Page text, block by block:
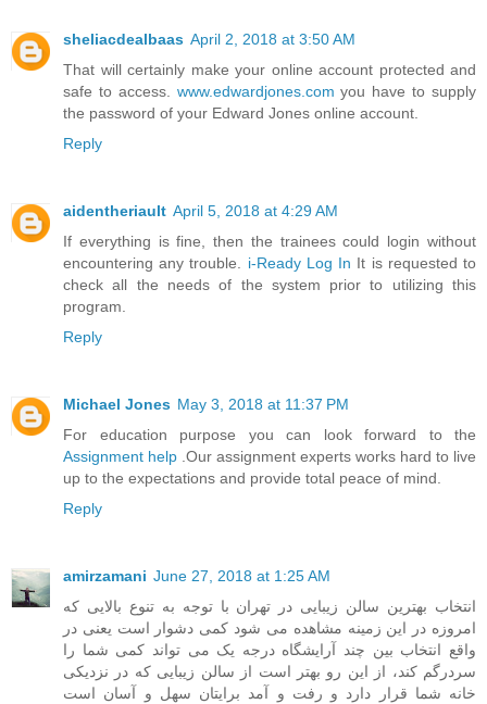
sheliacdealbaas April 2, 2018 at 3:50 AM
That will certainly make your online account protected and
safe to access. www.edwardjones.com you have to supply
the password of your Edward Jones online account.
Reply
aidentheriault April 5, 2018 at 4:29 AM
If everything is fine, then the trainees could login without
encountering any trouble. i-Ready Log In It is requested to
check all the needs of the system prior to utilizing this
program.
Reply
Michael Jones May 3, 2018 at 11:37 PM
For education purpose you can look forward to the
Assignment help .Our assignment experts works hard to live
up to the expectations and provide total peace of mind.
Reply
amirzamani June 27, 2018 at 1:25 AM
انتخاب بهترین سالن زیبایی در تهران با توجه به تنوع بالایی که
امروزه در این زمینه مشاهده می شود کمی دشوار است یعنی در
واقع انتخاب بین چند آرایشگاه درجه یک می تواند کمی شما را
سردرگم کند، از این رو بهتر است از سالن زیبایی که در نزدیکی
خانه شما قرار دارد و رفت و آمد برایتان سهل و آسان است